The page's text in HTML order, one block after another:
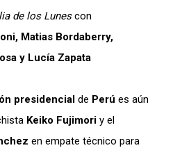
de los Lunescon
Matias Bordaberry,
y Lucía Zapata
presidencial de Perú es aún
Keiko Fujimori y el
en empate técnico para